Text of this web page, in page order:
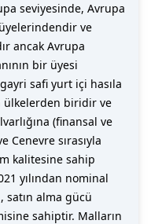
seviyesinde, Avrupa
ve
ancak Avrupa
bir üyesi
safi yurt içi hasıla
ülkelerden biridir ve
(finansal ve
Cenevre sırasıyla
kalitesine sahip
yılından nominal
satın alma gücü
sahiptir. Malların